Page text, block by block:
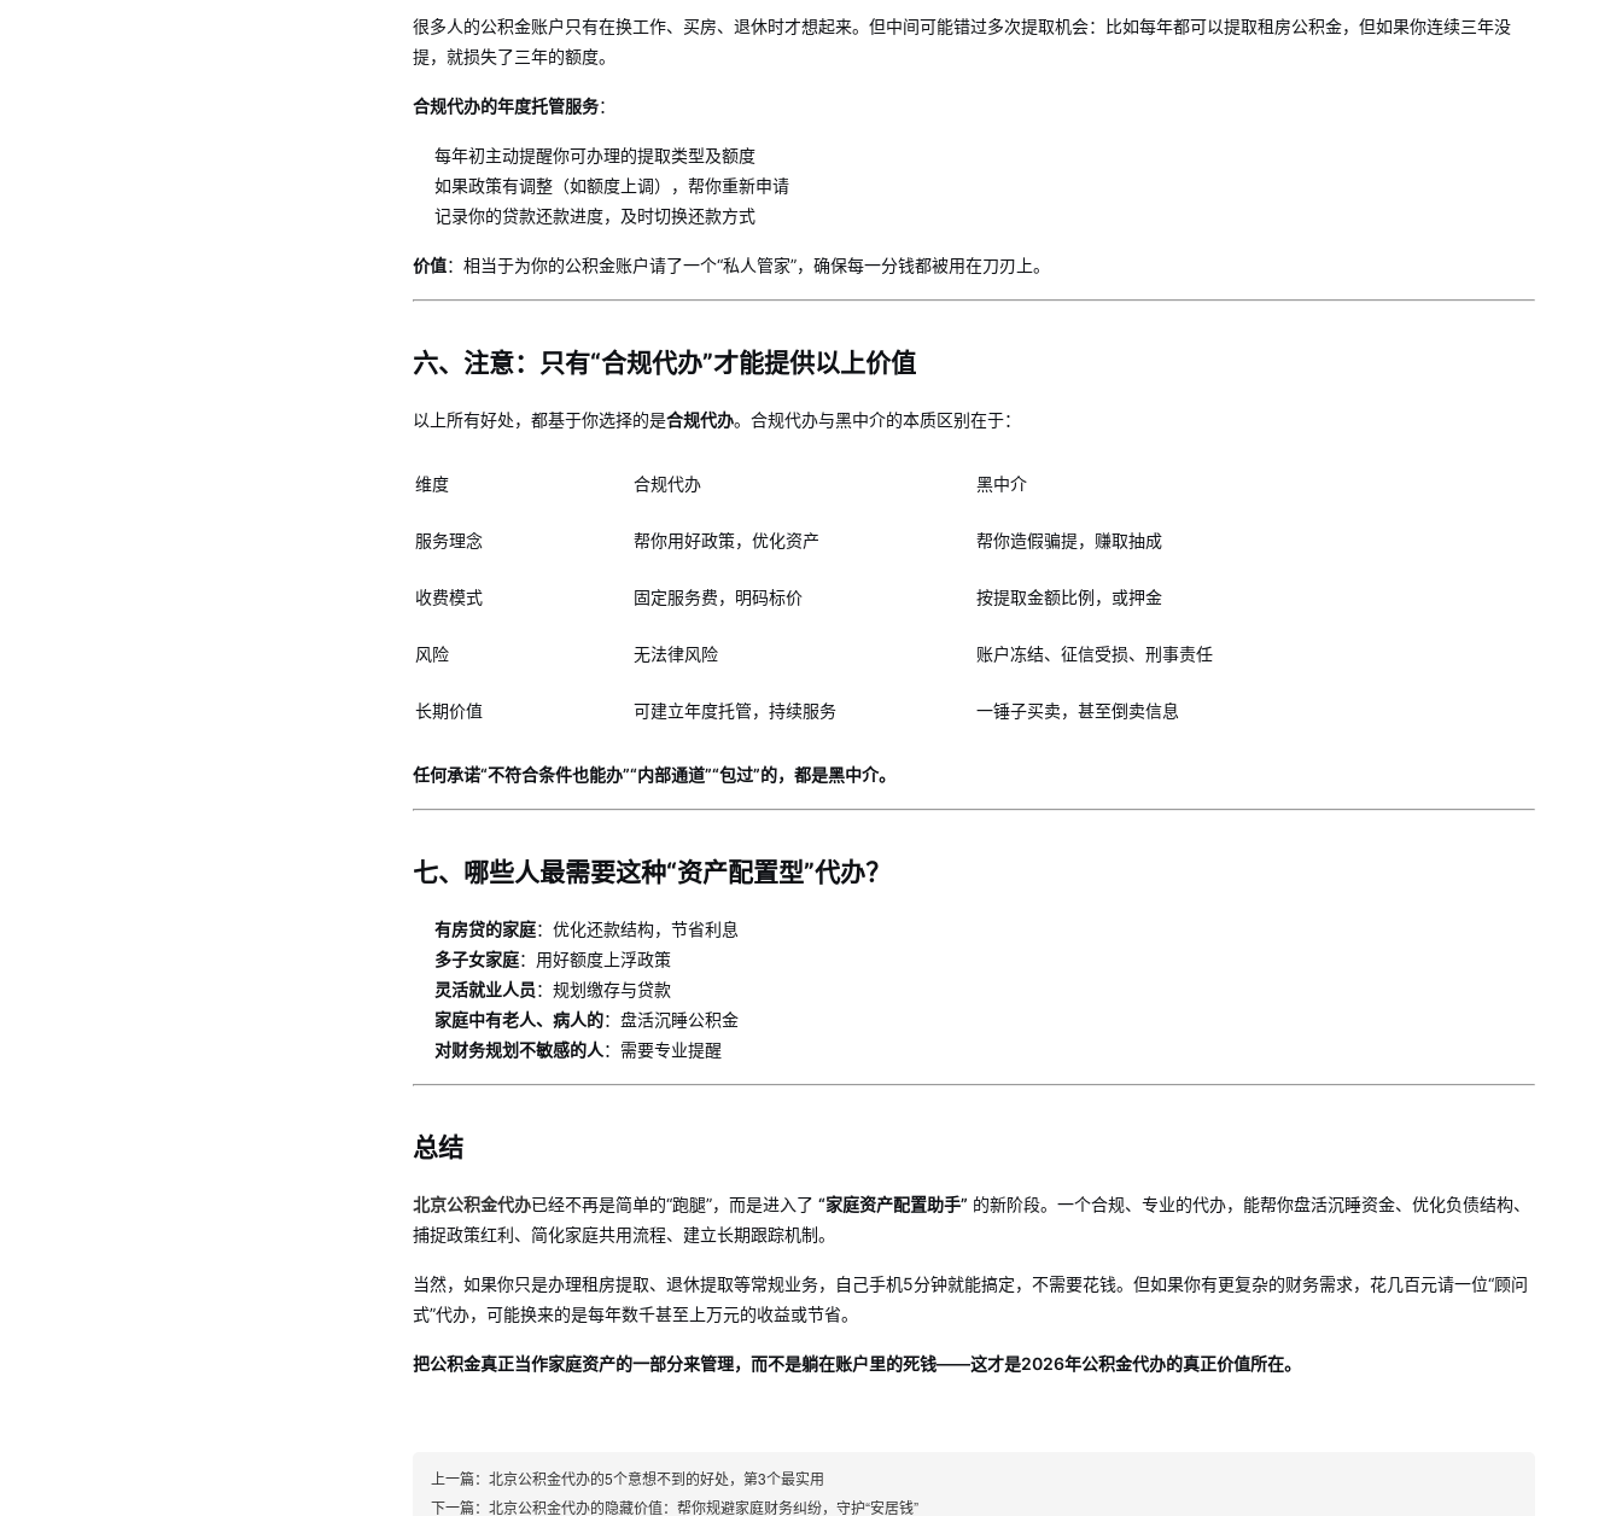
很多人的公积金账户只有在换工作、买房、退休时才想起来。但中间可能错过多次提取机会：比如每年都可以提取租房公积金，但如果你连续三年没
提，就损失了三年的额度。
合规代办的年度托管服务：
每年初主动提醒你可办理的提取类型及额度
如果政策有调整（如额度上调），帮你重新申请
记录你的贷款还款进度，及时切换还款方式
价值：相当于为你的公积金账户请了一个“私人管家”，确保每一分钱都被用在刀刃上。
六、注意：只有“合规代办”才能提供以上价值
以上所有好处，都基于你选择的是合规代办。合规代办与黑中介的本质区别在于：
维度 合规代办 黑中介
服务理念 帮你用好政策，优化资产 帮你造假骗提，赚取抽成
收费模式 固定服务费，明码标价 按提取金额比例，或押金
风险 无法律风险 账户冻结、征信受损、刑事责任
长期价值 可建立年度托管，持续服务 一锤子买卖，甚至倒卖信息
任何承诺“不符合条件也能办”“内部通道”“包过”的，都是黑中介。
七、哪些人最需要这种“资产配置型”代办？
有房贷的家庭：优化还款结构，节省利息
多子女家庭：用好额度上浮政策
灵活就业人员：规划缴存与贷款
家庭中有老人、病人的：盘活沉睡公积金
对财务规划不敏感的人：需要专业提醒
总结
北京公积金代办已经不再是简单的“跑腿”，而是进入了 “家庭资产配置助手” 的新阶段。一个合规、专业的代办，能帮你盘活沉睡资金、优化负债结构、
捕捉政策红利、简化家庭共用流程、建立长期跟踪机制。
当然，如果你只是办理租房提取、退休提取等常规业务，自己手机5分钟就能搞定，不需要花钱。但如果你有更复杂的财务需求，花几百元请一位“顾问
式”代办，可能换来的是每年数千甚至上万元的收益或节省。
把公积金真正当作家庭资产的一部分来管理，而不是躺在账户里的死钱——这才是2026年公积金代办的真正价值所在。
上一篇： 北京公积金代办的5个意想不到的好处，第3个最实用
下一篇： 北京公积金代办的隐藏价值：帮你规避家庭财务纠纷，守护“安居钱”